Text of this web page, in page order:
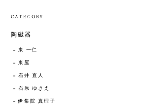
CATEGORY
陶磁器
東 一仁
東屋
石井 直人
石原 ゆきえ
伊集院 真理子